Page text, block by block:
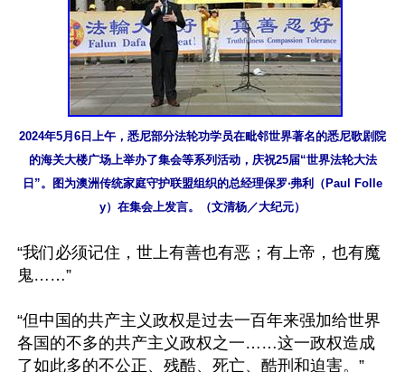
2024年5月6日上午，悉尼部分法轮功学员在毗邻世界著名的悉尼歌剧院
的海关大楼广场上举办了集会等系列活动，庆祝25届“世界法轮大法
日”。图为澳洲传统家庭守护联盟组织的总经理保罗‧弗利（Paul Folle
y）在集会上发言。（文清杨／大纪元）
“我们必须记住，世上有善也有恶；有上帝，也有魔
鬼……”
“但中国的共产主义政权是过去一百年来强加给世界
各国的不多的共产主义政权之一……这一政权造成
了如此多的不公正、残酷、死亡、酷刑和迫害。”